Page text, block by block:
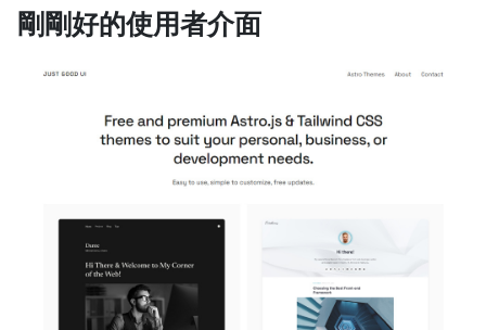
剛剛好的使用者介面